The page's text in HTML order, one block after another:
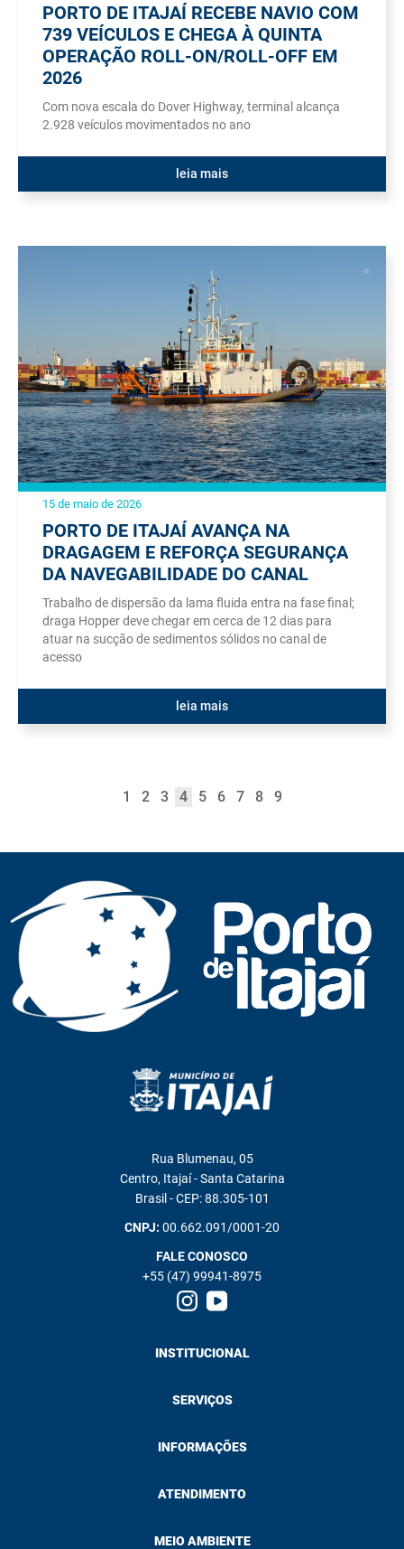
PORTO DE ITAJAÍ RECEBE NAVIO COM
739 VEÍCULOS E CHEGA À QUINTA
OPERAÇÃO ROLL-ON/ROLL-OFF EM
2026
Com nova escala do Dover Highway, terminal alcança
2.928 veículos movimentados no ano
leia mais
15 de maio de 2026
PORTO DE ITAJAÍ AVANÇA NA
DRAGAGEM E REFORÇA SEGURANÇA
DA NAVEGABILIDADE DO CANAL
Trabalho de dispersão da lama fluida entra na fase final;
draga Hopper deve chegar em cerca de 12 dias para
atuar na sucção de sedimentos sólidos no canal de
acesso
leia mais
1 2 3 4 5 6 7 8 9
Rua Blumenau, 05
Centro, Itajaí - Santa Catarina
Brasil - CEP: 88.305-101
CNPJ: 00.662.091/0001-20
FALE CONOSCO
+55 (47) 99941-8975
INSTITUCIONAL
SERVIÇOS
INFORMAÇÕES
ATENDIMENTO
MEIO AMBIENTE